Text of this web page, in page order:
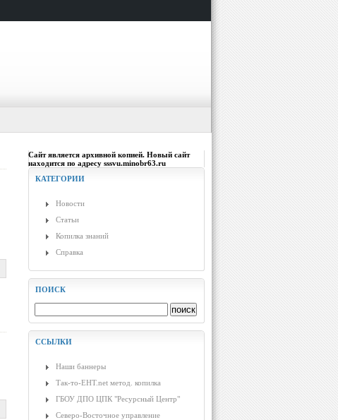
Сайт является архивной копией. Новый сайт
находится по адресу sssvu.minobr63.ru
КАТЕГОРИИ
Новости
Статьи
Копилка знаний
Справка
ПОИСК
ССЫЛКИ
Наши баннеры
Так-то-ЕНТ.net метод. копилка
ГБОУ ДПО ЦПК "Ресурсный Центр"
Северо-Восточное управление